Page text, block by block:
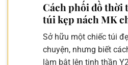
Cách phối đồ thời
túi kẹp nách MK
Sở hữu một chiếc túi
chuyện, nhưng biết
làm bật lên tinh thần